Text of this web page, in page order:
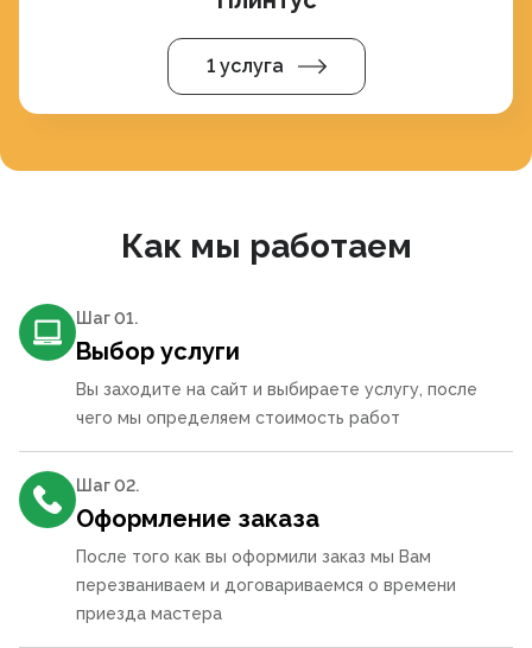
1 услуга
Как мы работаем
Шаг 01.
Выбор услуги
Вы заходите на сайт и выбираете услугу, после
чего мы определяем стоимость работ
Шаг 02.
Оформление заказа
После того как вы оформили заказ мы Вам
перезваниваем и договариваемся о времени
приезда мастера